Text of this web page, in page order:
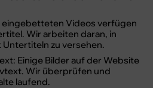
eingebetteten Videos verfügen
Wir arbeiten daran, in
zu versehen.
Einige Bilder auf der Website
Wir überprüfen und
laufend.